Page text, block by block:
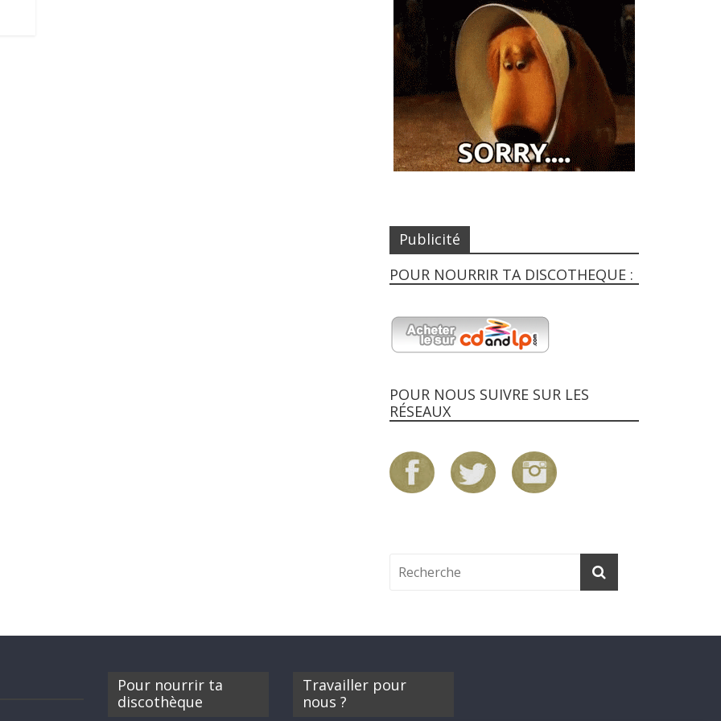
Publicité
POUR NOURRIR TA DISCOTHEQUE :
POUR NOUS SUIVRE SUR LES
RÉSEAUX
Pour nourrir ta
discothèque
Travailler pour
nous ?